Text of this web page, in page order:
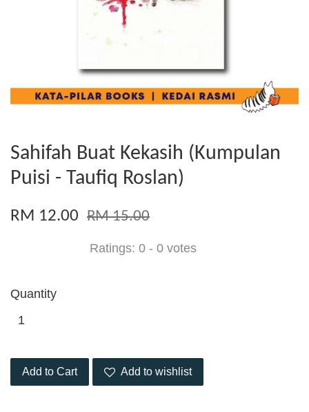
Sahifah Buat Kekasih (Kumpulan
Puisi - Taufiq Roslan)
RM 12.00 RM 15.00
Ratings: 0 - 0 votes
Quantity
Add to Cart Add to wishlist